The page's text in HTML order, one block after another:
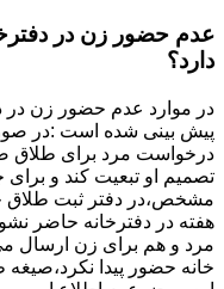
عدم حضور زن در
دارد؟
در موارد عدم حضور زن در
پیش بینی شده است :در
درخواست مرد برای طلاق
تصمیم او تبعیت کند و
مشخص،در دفتر ثبت
هفته در دفترخانه حاضر
مرد و هم برای زن ارسال
خانه حضور پیدا